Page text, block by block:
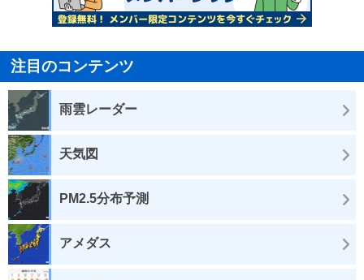
注目のコンテンツ
雨雲レーダー
天気図
PM2.5分布予測
アメダス